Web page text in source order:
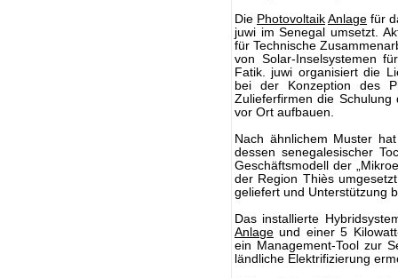
Die Photovoltaik Anlage für
juwi im Senegal umsetzt.
für Technische
von Solar-Inselsystemen
Fatik. juwi organisiert die
bei der Konzeption des
Zulieferfirmen die Schulung
vor Ort aufbauen.
Nach ähnlichem Muster
dessen senegalesischer
Geschäftsmodell der
der Region Thiès
geliefert und Unterstützung
Das installierte
Anlage und einer 5
ein Management-Tool zur
ländliche Elektrifizierung